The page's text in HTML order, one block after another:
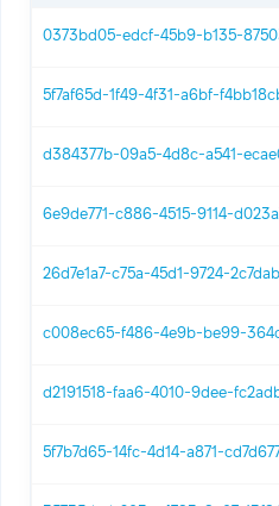
0373bd05-edcf-45b9-b135-
5f7af65d-1f49-4f31-a6bf-
d384377b-09a5-4d8c-a541-
6e9de771-c886-4515-9114-
26d7e1a7-c75a-45d1-9724-
c008ec65-f486-4e9b-be99-
d2191518-faa6-4010-9dee-
5f7b7d65-14fc-4d14-a871-